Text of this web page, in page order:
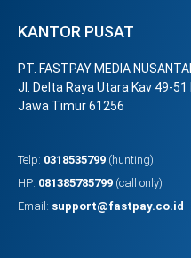
KANTOR PUSAT
PT. FASTPAY MEDIA
Jl. Delta Raya Utara Kav 49-
Jawa Timur 61256
Telp: 0318535799 (hunting)
HP: 081385785799 (call only)
Email: support@fastpay.co.id